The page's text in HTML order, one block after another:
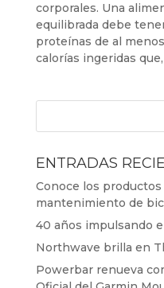
corporales. Una
equilibrada debe
proteínas de al
calorías ingeridas
ENTRADAS
Conoce los
mantenimiento de
40 años impulsando
Northwave brilla en
Powerbar renueva